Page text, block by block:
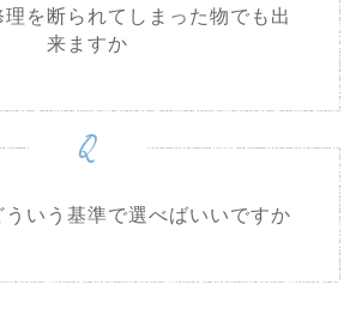
を断られてしまった物でも出
来ますか
Q
いう基準で選べばいいですか